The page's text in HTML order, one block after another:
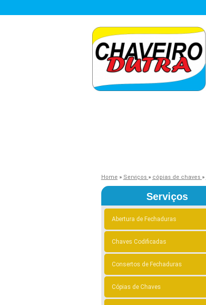
Home » Serviços » cópias de chaves »
Serviços
Abertura de Fechaduras
Chaves Codificadas
Consertos de Fechaduras
Cópias de Chaves